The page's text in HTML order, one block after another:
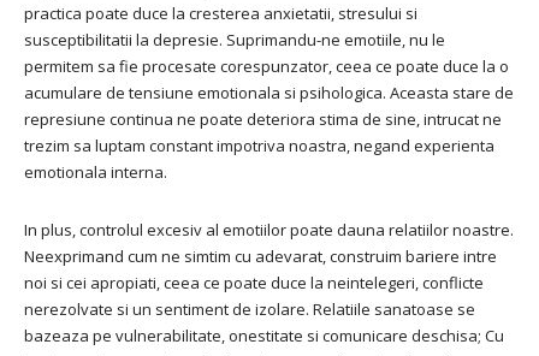
practica poate duce la cresterea anxietatii, stresului si
susceptibilitatii la depresie. Suprimandu-ne emotiile, nu le
permitem sa fie procesate corespunzator, ceea ce poate duce la o
acumulare de tensiune emotionala si psihologica. Aceasta stare de
represiune continua ne poate deteriora stima de sine, intrucat ne
trezim sa luptam constant impotriva noastra, negand experienta
emotionala interna.
In plus, controlul excesiv al emotiilor poate dauna relatiilor noastre.
Neexprimand cum ne simtim cu adevarat, construim bariere intre
noi si cei apropiati, ceea ce poate duce la neintelegeri, conflicte
nerezolvate si un sentiment de izolare. Relatiile sanatoase se
bazeaza pe vulnerabilitate, onestitate si comunicare deschisa; Cu